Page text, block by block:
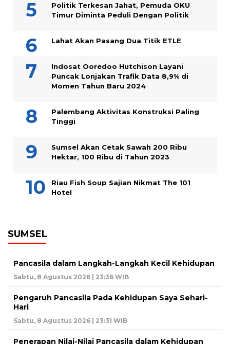
Politik Terkesan Jahat, Pemuda OKU
Timur Diminta Peduli Dengan Politik
Lahat Akan Pasang Dua Titik ETLE
Indosat Ooredoo Hutchison Layani
Puncak Lonjakan Trafik Data 8,9% di
Momen Tahun Baru 2024
Palembang Aktivitas Konstruksi Paling
Tinggi
Sumsel Akan Cetak Sawah 200 Ribu
Hektar, 100 Ribu di Tahun 2023
Riau Fish Soup Sajian Nikmat The 101
Hotel
SUMSEL
Pancasila dalam Langkah-Langkah Kecil Kehidupan
Sabtu, 8 Agustus 2026 | 23:36 WIB
Pengaruh Pancasila Pada Kehidupan Saya Sehari-
Hari
Sabtu, 8 Agustus 2026 | 23:31 WIB
Penerapan Nilai-Nilai Pancasila dalam Kehidupan